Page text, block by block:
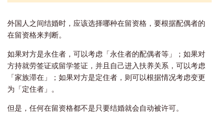
外国人之间结婚时，应该选择哪种在留资格，要根据配偶者的
在留资格来判断。
如果对方是永住者，可以考虑「永住者的配偶者等」；如果对
方持就劳签证或留学签证，并且自己进入扶养关系，可以考虑
「家族滞在」；如果对方是定住者，则可以根据情况考虑变更
为「定住者」。
但是，任何在留资格都不是只要结婚就会自动被许可。